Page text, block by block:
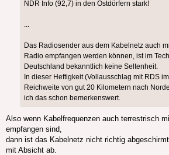
NDR Info (92,7) in den Ostdörfern stark!
Das Radiosender aus dem Kabelnetz auch
Radio empfangen werden können, ist im
Deutschland bekanntlich keine Seltenheit.
In dieser Heftigkeit (Vollausschlag mit RDS
Reichweite von gut 20 Kilometern nach
ich das schon bemerkenswert.
Also wenn Kabelfrequenzen auch terrestrisch
empfangen sind,
dann ist das Kabelnetz nicht richtig
mit Absicht ab.